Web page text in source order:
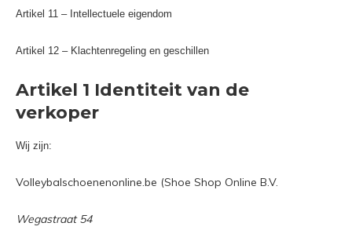
Artikel 11 – Intellectuele eigendom
Artikel 12 – Klachtenregeling en geschillen
Artikel 1 Identiteit van de
verkoper
Wij zijn:
Volleybalschoenenonline.be (Shoe Shop Online B.V.
Wegastraat 54